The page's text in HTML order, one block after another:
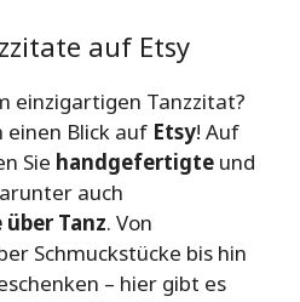
auf Etsy
einzigartigen Tanzzitat?
einen Blick auf Etsy! Auf
Sie handgefertigte und
auch
Tanz. Von
Schmuckstücke bis hin
– hier gibt es